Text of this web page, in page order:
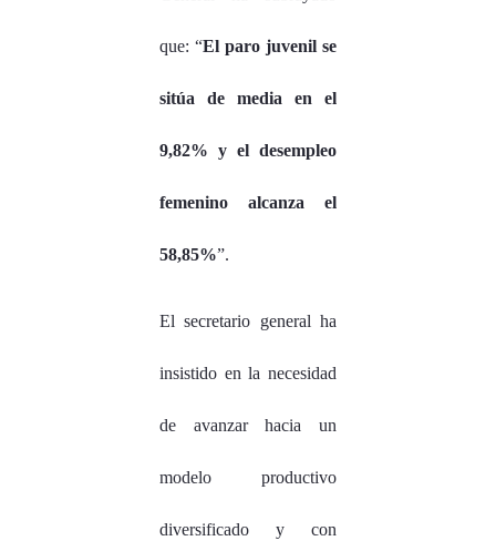
que: “El paro juvenil se
sitúa de media en el
9,82% y el desempleo
femenino alcanza el
58,85%”.
El secretario general ha
insistido en la necesidad
de avanzar hacia un
modelo productivo
diversificado y con